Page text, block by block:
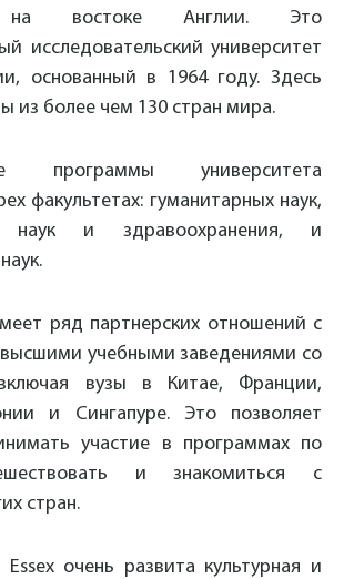
на востоке Англии. Это
исследовательский университет
основанный в 1964 году. Здесь
из более чем 130 стран мира.
программы университета
факультетах: гуманитарных наук,
наук и здравоохранения, и
ряд партнерских отношений с
учебными заведениями со
вузы в Китае, Франции,
и Сингапуре. Это позволяет
участие в программах по
и знакомиться с
стран.
очень развита культурная и